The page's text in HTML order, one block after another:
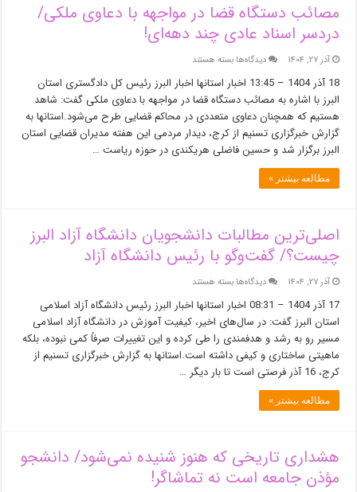
مصائب دستگاه قضا در مواجهه با دعاوی ملکی/
دردسر اسناد عادی چند‌ دهه‌ای!
آذر ۲۷, ۱۴۰۴ دیدگاه‌هابرای
دستگاه
قضا
در
مواجهه
با
دعاوی
چند‌
بسته هستند
18 آذر 1404 – 13:45 اخبار استانها اخبار البرز رئیس کل دادگستری استان
البرز با اشاره به مصائب دستگاه قضا در مواجهه با دعاوی ملکی گفت: شاهد
هستیم که همچنان دعاوی متعددی در محاکم قضایی طرح می‌شود.استانها به
گزارش خبرگزاری تسنیم از کرج، دیدار مردمی این هفته مدیران قضایی استان
البرز برگزار شد و حسین فاضلی هریکندی در حوزه ریاست …
مطالعه بیشتر »
اصلی‌ترین مطالبات دانشجویان دانشگاه آزاد البرز
چیست؟/ گفت‌وگو با رئیس دانشگاه آز‌اد
آذر ۲۷, ۱۴۰۴ دیدگاه‌هابرای
مطالبات
دانشجویان
دانشگاه
آزاد
البرز
چیست؟/
آز‌اد
بسته هستند
17 آذر 1404 – 08:31 اخبار استانها اخبار البرز رئیس دانشگاه آزاد اسلامی
استان البرز گفت: در سال‌های اخیر، کیفیت آموزش در دانشگاه آزاد اسلامی
مسیر رو به رشد و هدفمندی را طی کرده و این تغییرات صرفاً کمی نبوده، بلکه
ماهیتی ساختاری و کیفی داشته است.استانها به گزارش خبرگزاری تسنیم از
کرج، 16 آذر فرصتی است تا بار دیگر …
مطالعه بیشتر »
هشداری تاریخی که هنوز شنیده نمی‌شود/ دانشجو
مؤذن جامعه است نه تماشاگر!